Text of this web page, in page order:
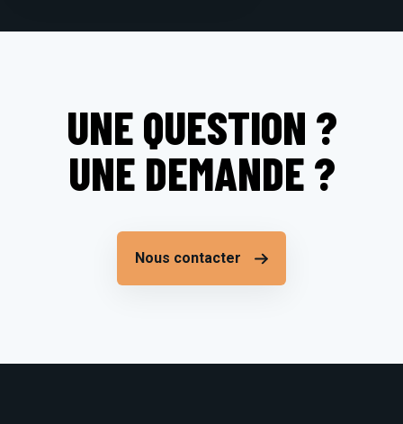
UNE QUESTION ?
UNE DEMANDE ?
Nous contacter